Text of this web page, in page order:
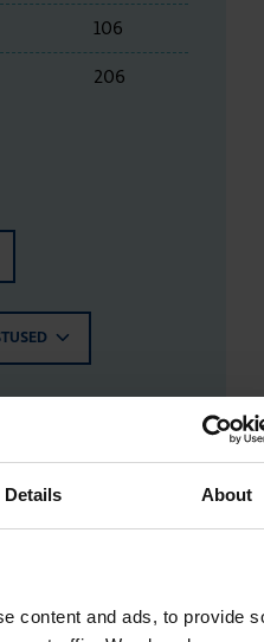
Details About
content and ads, to provide
106
206